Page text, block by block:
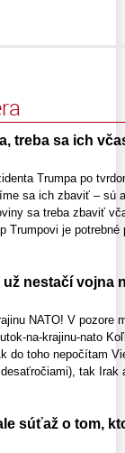
treba sa ich
Trumpa po
sa ich zbaviť – sú
sa treba zbaviť
Trumpovi je
nestačí vojna
NATO! V
na-krajinu-nato
do toho nepočítam
tak
súťaž o tom,